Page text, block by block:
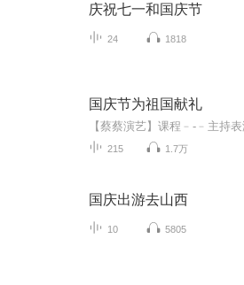
庆祝七一和国庆节
24 1818
国庆节为祖国献礼
215 1.7万
国庆出游去山西
10 5805